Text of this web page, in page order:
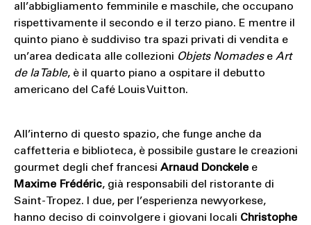
all’abbigliamento femminile e maschile, che occupano
rispettivamente il secondo e il terzo piano. E mentre il
quinto piano è suddiviso tra spazi privati ​​di vendita e
un’area dedicata alle collezioni Objets Nomadese Art
de la Table, è il quarto piano a ospitare il debutto
americano del Café Louis Vuitton.
All’interno di questo spazio, che funge anche da
caffetteria e biblioteca, è possibile gustare le creazioni
gourmet degli chef francesi Arnaud Donckelee
Maxime Frédéric, già responsabili del ristorante di
Saint-Tropez. I due, per l’esperienza newyorkese,
hanno deciso di coinvolgere i giovani locali Christophe